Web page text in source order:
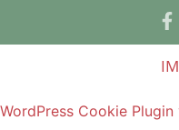
WordPress Cookie